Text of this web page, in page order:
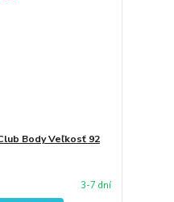
Body Veľkosť 92
3-7 dní